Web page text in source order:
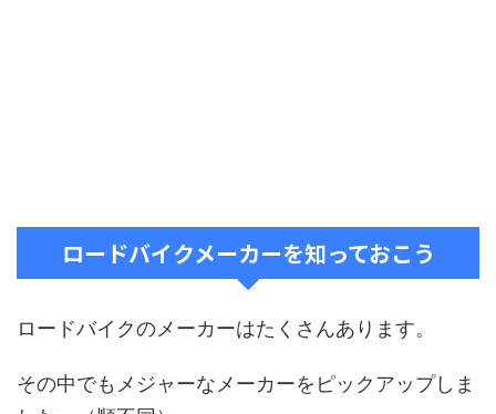
ロードバイクメーカーを知っておこう
ロードバイクのメーカーはたくさんあります。
その中でもメジャーなメーカーをピックアップしま